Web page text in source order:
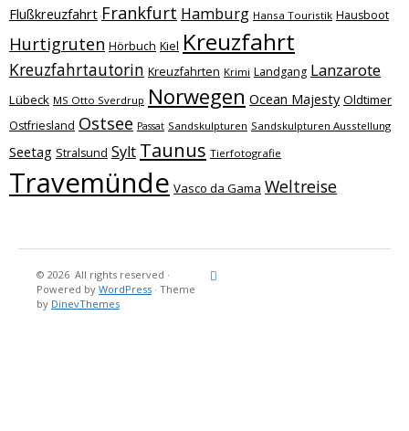
Flußkreuzfahrt Frankfurt Hamburg Hansa Touristik Hausboot
Hurtigruten Hörbuch Kiel Kreuzfahrt
Kreuzfahrtautorin Kreuzfahrten Krimi Landgang Lanzarote
Lübeck MS Otto Sverdrup Norwegen Ocean Majesty Oldtimer
Ostfriesland Ostsee Passat Sandskulpturen Sandskulpturen Ausstellung
Seetag Stralsund Sylt Taunus Tierfotografie
Travemünde Vasco da Gama Weltreise
© 2026 All rights reserved ·
Powered by WordPress · Theme
by DinevThemes